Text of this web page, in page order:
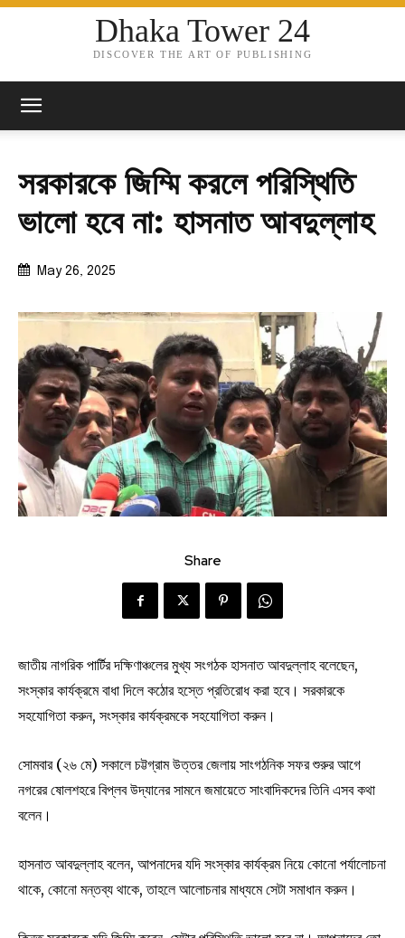
Dhaka Tower 24
DISCOVER THE ART OF PUBLISHING
সরকারকে জিম্মি করলে পরিস্থিতি
ভালো হবে না: হাসনাত আবদুল্লাহ
May 26, 2025
Share
জাতীয় নাগরিক পার্টির দক্ষিণাঞ্চলের মুখ্য সংগঠক হাসনাত আবদুল্লাহ বলেছেন,
সংস্কার কার্যক্রমে বাধা দিলে কঠোর হস্তে প্রতিরোধ করা হবে। সরকারকে
সহযোগিতা করুন, সংস্কার কার্যক্রমকে সহযোগিতা করুন।
সোমবার (২৬ মে) সকালে চট্টগ্রাম উত্তর জেলায় সাংগঠনিক সফর শুরুর আগে
নগরের ষোলশহরে বিপ্লব উদ্যানের সামনে জমায়েতে সাংবাদিকদের তিনি এসব কথা
বলেন।
হাসনাত আবদুল্লাহ বলেন, আপনাদের যদি সংস্কার কার্যক্রম নিয়ে কোনো পর্যালোচনা
থাকে, কোনো মন্তব্য থাকে, তাহলে আলোচনার মাধ্যমে সেটা সমাধান করুন।